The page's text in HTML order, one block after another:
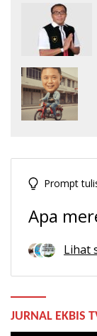
Prompt
Apa
Lihat
JURNAL EKBIS